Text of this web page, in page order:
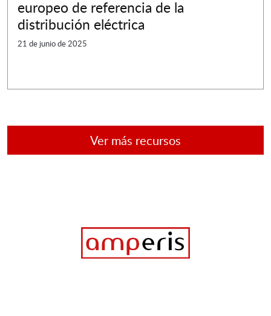
europeo de referencia de la
distribución eléctrica
21 de junio de 2025
Ver más recursos